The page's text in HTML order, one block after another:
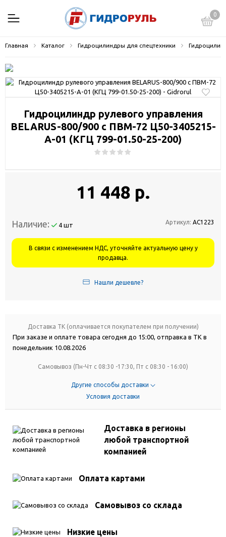
0
Главная Каталог Гидроцилиндры для спецтехники
Гидроцилиндр рулевого управления
BELARUS-800/900 с ПВМ-72 Ц50-3405215-
А-01 (КГЦ 799-01.50-25-200)
11 448 р.
Наличие: 4 шт Артикул: АС1223
В связи с изменением НДС, уточняйте актуальную цену у
продавца.
Нашли дешевле?
Доставка ТК (оплачивается покупателем при получении)
При заказе и оплате товара сегодня до 15:00, отправка в ТК в
понедельник 10.08.2026
Самовывоз (Пн-Чт с 08:30 -17:30, Пт с 08:30 - 16:00)
Другие способы доставки
Условия доставки
Доставка в регионы
любой транспортной
компанией
Оплата картами
Самовывоз со склада
Низкие цены